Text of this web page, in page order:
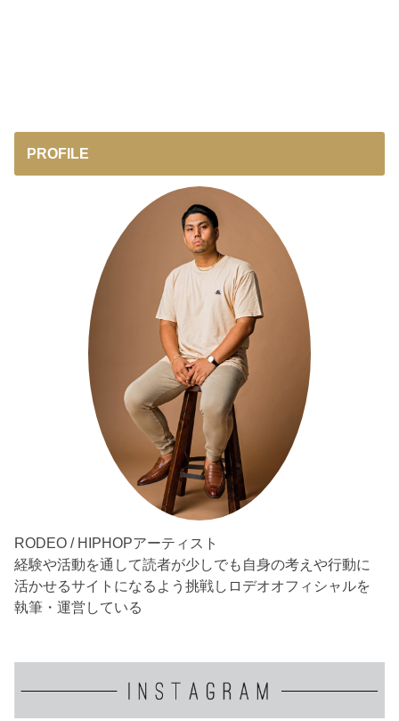
PROFILE
RODEO / HIPHOPアーティスト
経験や活動を通して読者が少しでも自身の考えや行動に
活かせるサイトになるよう挑戦しロデオオフィシャルを
執筆・運営している